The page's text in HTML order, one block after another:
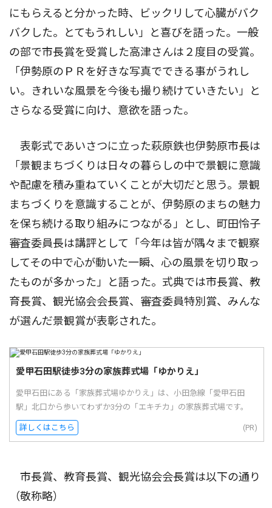
にもらえると分かった時、ビックリして心臓がバク
バクした。とてもうれしい」と喜びを語った。一般
の部で市長賞を受賞した高津さんは２度目の受賞。
「伊勢原のＰＲを好きな写真でできる事がうれし
い。きれいな風景を今後も撮り続けていきたい」と
さらなる受賞に向け、意欲を語った。
表彰式であいさつに立った萩原鉄也伊勢原市長は
「景観まちづくりは日々の暮らしの中で景観に意識
や配慮を積み重ねていくことが大切だと思う。景観
まちづくりを意識することが、伊勢原のまちの魅力
を保ち続ける取り組みにつながる」とし、町田怜子
審査委員長は講評として「今年は皆が隅々まで観察
してその中で心が動いた一瞬、心の風景を切り取っ
たものが多かった」と語った。式典では市長賞、教
育長賞、観光協会会長賞、審査委員特別賞、みんな
が選んだ景観賞が表彰された。
愛甲石田駅徒歩3分の家族葬式場「ゆかりえ」
愛甲石田にある「家族葬式場ゆかりえ」は、小田急線「愛甲石田
駅」北口から歩いてわずか3分の「エキチカ」の家族葬式場です。
詳しくはこちら (PR)
市長賞、教育長賞、観光協会会長賞は以下の通り
（敬称略）